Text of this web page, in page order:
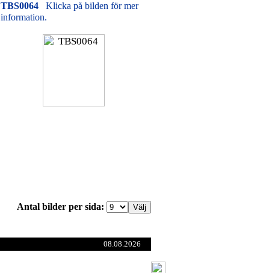
TBS0064
Klicka på bilden för mer
information.
Antal bilder per sida:
08.08.2026